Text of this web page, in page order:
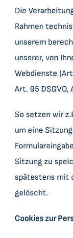
Die
Rahmen
unserem
unserer, von
Webdienste
Art. 95 DSGVO,
So setzen wir
um eine
Sitzung zu
spätestens mit
gelöscht.
Cookies zur